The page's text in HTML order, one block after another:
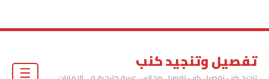
تفصيل وتنجيد كنب